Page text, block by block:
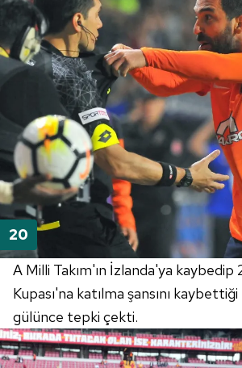
A Milli Takım'ın İzlanda'ya kaybedip
Kupası'na katılma şansını
gülünce tepki çekti.